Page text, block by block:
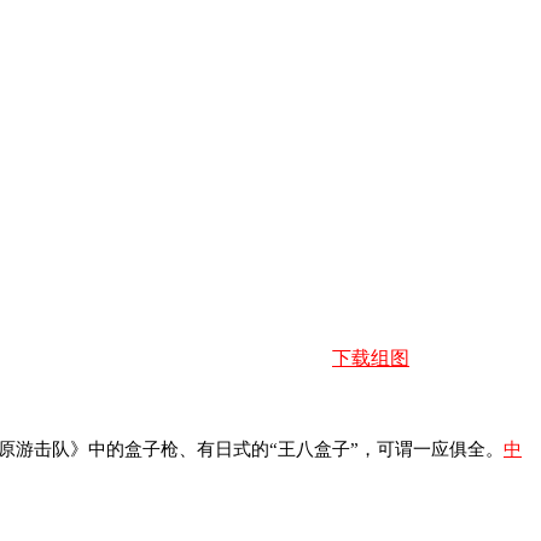
下载组图
击队》中的盒子枪、有日式的“王八盒子”，可谓一应俱全。 中